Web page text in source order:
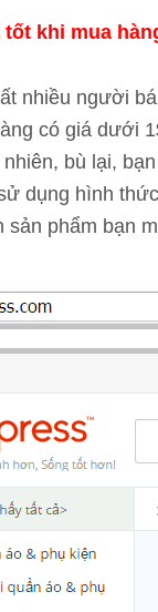
khi mua
nhiều người
có giá dưới
bù lại,
dụng hình
sản phẩm bạn